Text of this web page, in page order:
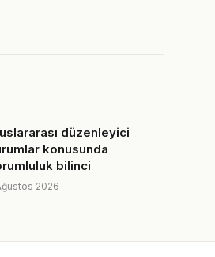
düzenleyici
konusunda
bilinci
2026